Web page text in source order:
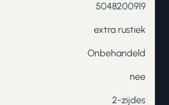
5048200919
extra rustiek
Onbehandeld
nee
2-zijdes